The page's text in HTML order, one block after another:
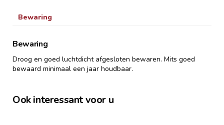
Bewaring
Bewaring
Droog en goed luchtdicht afgesloten bewaren. Mits goed
bewaard minimaal een jaar houdbaar.
Ook interessant voor u